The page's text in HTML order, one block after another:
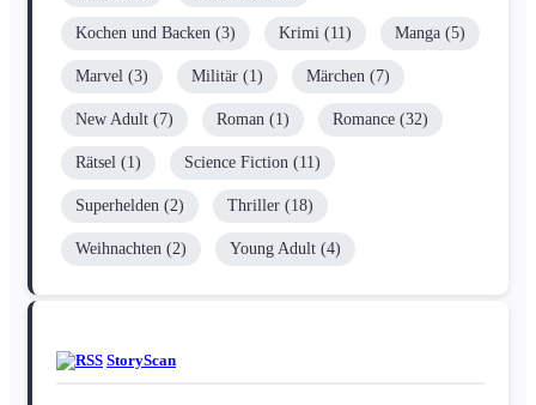
Kochen und Backen (3) Krimi (11) Manga (5)
Marvel (3) Militär (1) Märchen (7)
New Adult (7) Roman (1) Romance (32)
Rätsel (1) Science Fiction (11)
Superhelden (2) Thriller (18)
Weihnachten (2) Young Adult (4)
StoryScan